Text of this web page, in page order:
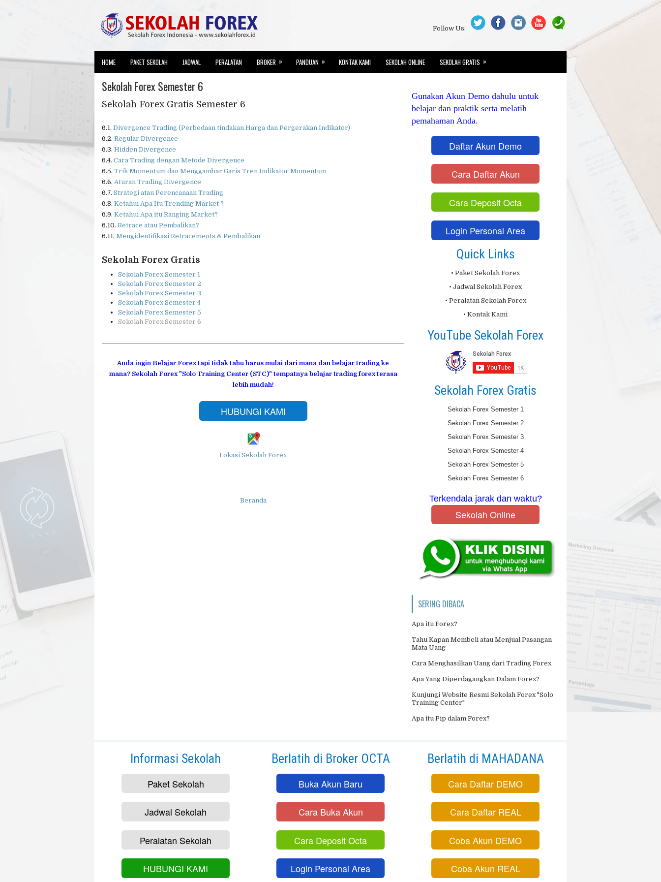
Follow Us:
HOME PAKET SEKOLAH JADWAL PERALATAN BROKER » PANDUAN » KONTAK KAMI SEKOLAH ONLINE SEKOLAH GRATIS »
Sekolah Forex Semester 6
Sekolah Forex Gratis Semester 6
6.1. Divergence Trading (Perbedaan tindakan Harga dan Pergerakan Indikator)
6.2. Regular Divergence
6.3. Hidden Divergence
6.4. Cara Trading dengan Metode Divergence
6.5. Trik Momentum dan Menggambar Garis Tren Indikator Momentum
6.6. Aturan Trading Divergence
6.7. Strategi atau Perencanaan Trading
6.8. Ketahui Apa Itu Trending Market ?
6.9. Ketahui Apa itu Ranging Market?
6.10. Retrace atau Pembalikan?
6.11. Mengidentifikasi Retracements & Pembalikan
Sekolah Forex Gratis
Sekolah Forex Semester 1
Sekolah Forex Semester 2
Sekolah Forex Semester 3
Sekolah Forex Semester 4
Sekolah Forex Semester 5
Sekolah Forex Semester 6
Anda ingin Belajar Forex tapi tidak tahu harus mulai dari mana dan belajar trading ke
mana? Sekolah Forex "Solo Training Center (STC)" tempatnya belajar trading forex terasa
lebih mudah!
HUBUNGI KAMI
Lokasi Sekolah Forex
Beranda
Gunakan Akun Demo dahulu untuk
belajar dan praktik serta melatih
pemahaman Anda.
Daftar Akun Demo
Cara Daftar Akun
Cara Deposit Octa
Login Personal Area
Quick Links
• Paket Sekolah Forex
• Jadwal Sekolah Forex
• Peralatan Sekolah Forex
• Kontak Kami
YouTube Sekolah Forex
Sekolah Forex Gratis
Sekolah Forex Semester 1
Sekolah Forex Semester 2
Sekolah Forex Semester 3
Sekolah Forex Semester 4
Sekolah Forex Semester 5
Sekolah Forex Semester 6
Terkendala jarak dan waktu?
Sekolah Online
SERING DIBACA
Apa itu Forex?
Tahu Kapan Membeli atau Menjual Pasangan
Mata Uang
Cara Menghasilkan Uang dari Trading Forex
Apa Yang Diperdagangkan Dalam Forex?
Kunjungi Website Resmi Sekolah Forex "Solo
Training Center"
Apa itu Pip dalam Forex?
Informasi Sekolah
Paket Sekolah
Jadwal Sekolah
Peralatan Sekolah
HUBUNGI KAMI
Berlatih di Broker OCTA
Buka Akun Baru
Cara Buka Akun
Cara Deposit Octa
Login Personal Area
Berlatih di MAHADANA
Cara Daftar DEMO
Cara Daftar REAL
Coba Akun DEMO
Coba Akun REAL